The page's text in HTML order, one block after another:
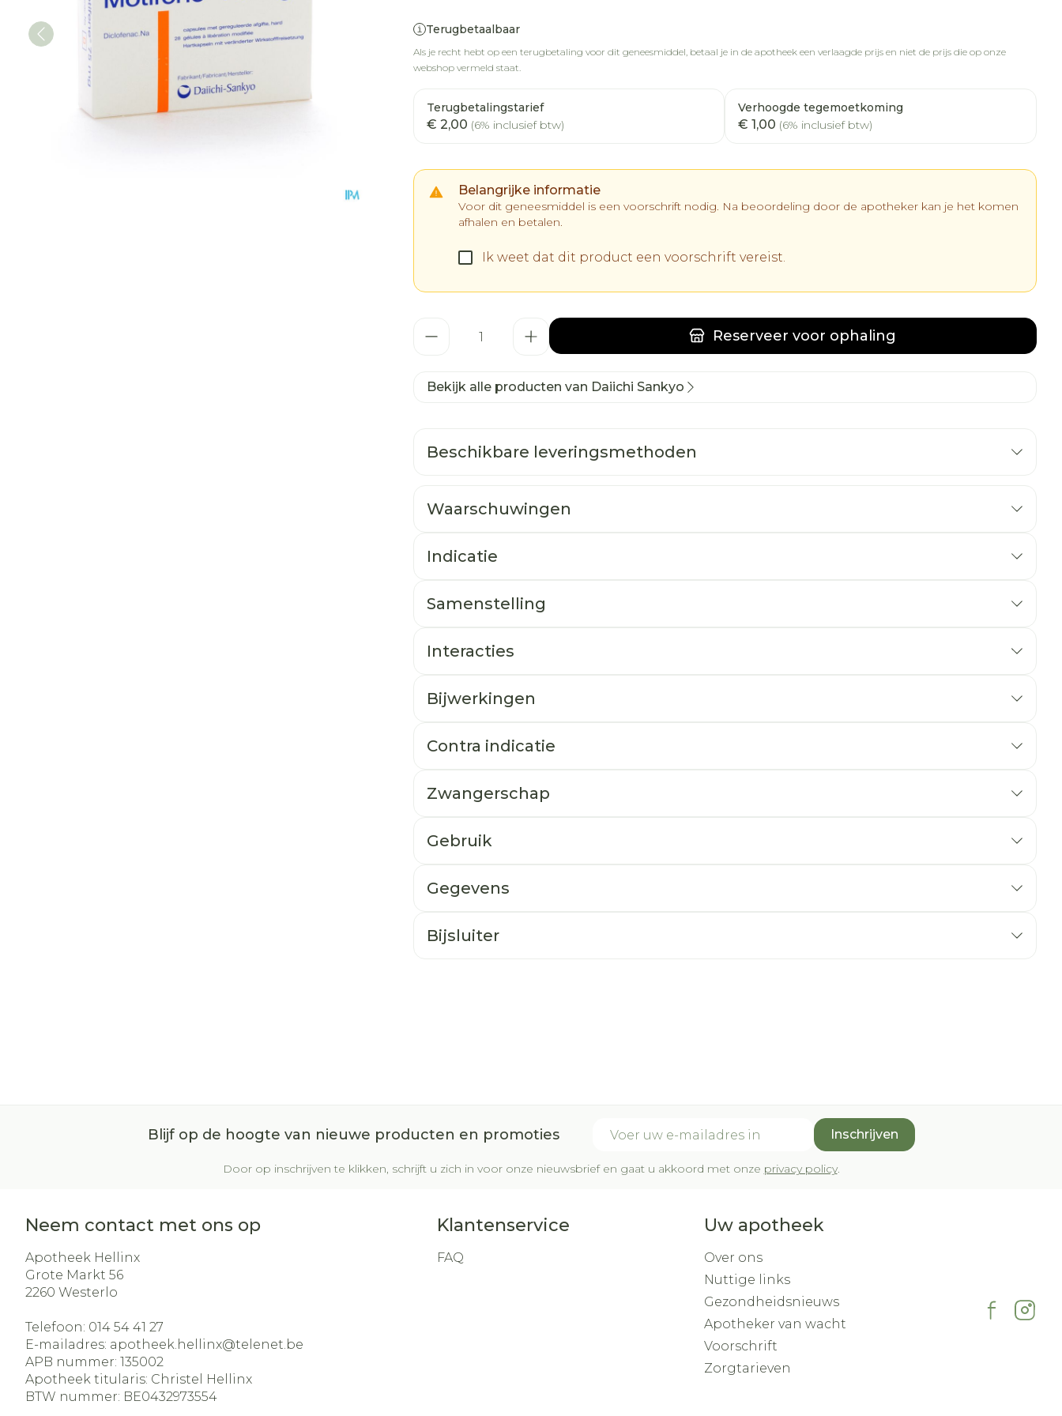
Terugbetaalbaar
Als je recht hebt op een terugbetaling voor dit geneesmiddel, betaal je in de apotheek een verlaagde prijs en niet de prijs die op onze
webshop vermeld staat.
Terugbetalingstarief
€ 2,00 (6% inclusief btw)
Verhoogde tegemoetkoming
€ 1,00 (6% inclusief btw)
Belangrijke informatie
Voor dit geneesmiddel is een voorschrift nodig. Na beoordeling door de apotheker kan je het komen
afhalen en betalen.
Ik weet dat dit product een voorschrift vereist.
Reserveer voor ophaling
Bekijk alle producten van Daiichi Sankyo
Beschikbare leveringsmethoden
Waarschuwingen
Indicatie
Samenstelling
Interacties
Bijwerkingen
Contra indicatie
Zwangerschap
Gebruik
Gegevens
Bijsluiter
Blijf op de hoogte van nieuwe producten en promoties Inschrijven
Door op inschrijven te klikken, schrijft u zich in voor onze nieuwsbrief en gaat u akkoord met onze privacy policy.
Neem contact met ons op
Apotheek Hellinx
Grote Markt 56
2260 Westerlo
Telefoon: 014 54 41 27
E-mailadres: apotheek.hellinx@telenet.be
APB nummer: 135002
Apotheek titularis: Christel Hellinx
BTW nummer: BE0432973554
Klantenservice
FAQ
Uw apotheek
Over ons
Nuttige links
Gezondheidsnieuws
Apotheker van wacht
Voorschrift
Zorgtarieven